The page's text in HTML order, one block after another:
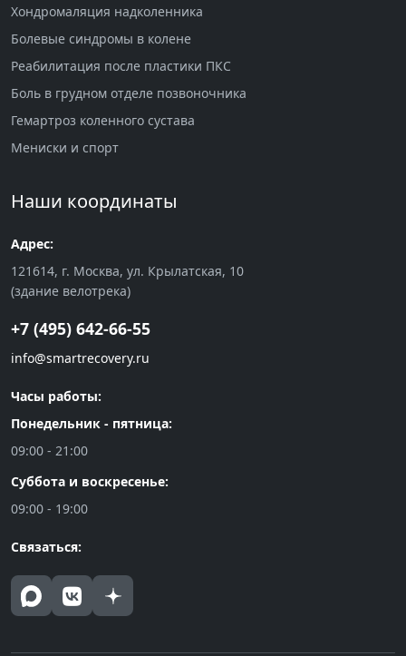
Хондромаляция надколенника
Болевые синдромы в колене
Реабилитация после пластики ПКС
Боль в грудном отделе позвоночника
Гемартроз коленного сустава
Мениски и спорт
Наши координаты
Адрес:
121614, г. Москва, ул. Крылатская, 10
(здание велотрека)
+7 (495) 642-66-55
info@smartrecovery.ru
Часы работы:
Понедельник - пятница:
09:00 - 21:00
Суббота и воскресенье:
09:00 - 19:00
Связаться: